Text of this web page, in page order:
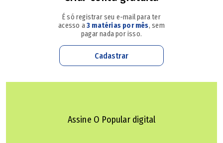
grau de parentesco deles.
O sargento Fernando já estava morto quando a ajuda
chegou, teve parada cardiorrespiratória e estava com
idade divulgados, foi retirada do veículo consciente, mas
Ela recebeu os primeiros atendimentos e foi transportada
É só registrar seu e-mail para ter
acesso a3 matérias por mês, sem
pagar nada por isso.
Cadastrar
Assine O Popular digital